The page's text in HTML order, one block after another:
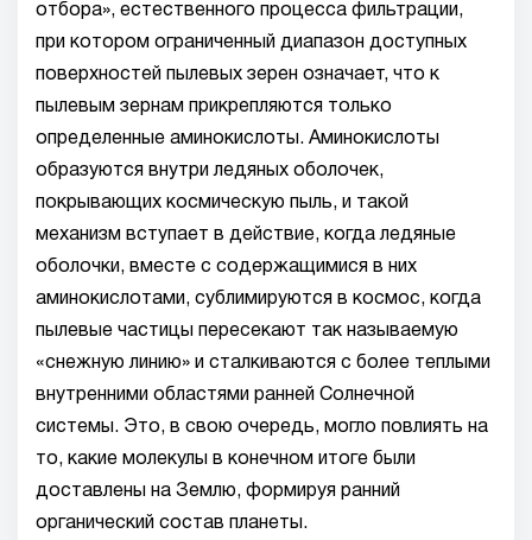
отбора», естественного процесса фильтрации,
при котором ограниченный диапазон доступных
поверхностей пылевых зерен означает, что к
пылевым зернам прикрепляются только
определенные аминокислоты. Аминокислоты
образуются внутри ледяных оболочек,
покрывающих космическую пыль, и такой
механизм вступает в действие, когда ледяные
оболочки, вместе с содержащимися в них
аминокислотами, сублимируются в космос, когда
пылевые частицы пересекают так называемую
«снежную линию» и сталкиваются с более теплыми
внутренними областями ранней Солнечной
системы. Это, в свою очередь, могло повлиять на
то, какие молекулы в конечном итоге были
доставлены на Землю, формируя ранний
органический состав планеты.